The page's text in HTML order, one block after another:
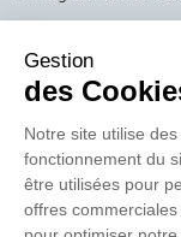
Magasin de Vannes
Magasin d'Orléans
COMPTOIR
work
Gestion
des
Notre site utilise
fonctionnement du
être utilisées pour
offres